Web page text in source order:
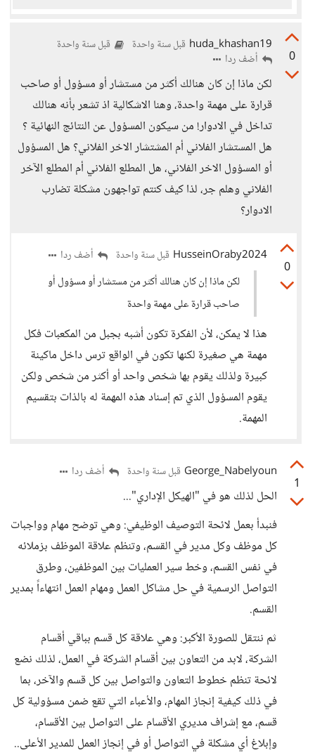
0
huda_khashan19 قبل سنة واحدة قبل سنة واحدة
أضف ردا
لكن ماذا إن كان هنالك أكثر من مستشار أو مسؤول أو صاحب
قرارة على مهمة واحدة، وهنا الاشكالية اذ تشعر بأنه هنالك
تداخل في الادوار! من سيكون المسؤول عن النتائج النهائية ؟
هل المستشار الفلاني أم المشتشار الاخر الفلاني؟ هل المسؤول
أو المسؤول الاخر الفلاني، هل المطلع الفلاني أم المطلع الآخر
الفلاني وهلم جر، لذا كيف كنتم تواجهون مشكلة تضارب
الادوار؟
0
HusseinOraby2024 قبل سنة واحدة
أضف ردا
لكن ماذا إن كان هنالك أكثر من مستشار أو مسؤول أو
صاحب قرارة على مهمة واحدة
هذا لا يمكن، لأن الفكرة تكون أشبه بجبل من المكعبات فكل
مهمة هي صغيرة لكنها تكون في الواقع ترس داخل ماكينة
كبيرة ولذلك يقوم بها شخص واحد أو أكثر من شخص ولكن
يقوم المسؤول الذي تم إسناد هذه المهمة له بالذات بتقسيم
المهمة.
1
George_Nabelyoun قبل سنة واحدة أضف ردا
الحل لذلك هو في "الهيكل الإداري"...
فنبدأ بعمل لائحة التوصيف الوظيفي: وهي توضح مهام وواجبات
كل موظف وكل مدير في القسم، وتنظم علاقة الموظف بزملائه
في نفس القسم، وخط سير العمليات بين الموظفين، وطرق
التواصل الرسمية في حل مشاكل العمل ومهام العمل انتهاءاً بمدير
القسم.
ثم ننتقل للصورة الأكبر: وهي علاقة كل قسم بباقي أقسام
الشركة، لابد من التعاون بين أقسام الشركة في العمل، لذلك نضع
لائحة تنظم خطوط التعاون والتواصل بين كل قسم والآخر، بما
في ذلك كيفية إنجاز المهام، والأعباء التي تقع ضمن مسؤولية كل
قسم، مع إشراف مديري الأقسام على التواصل بين الأقسام،
وإبلاغ أي مشكلة في التواصل أو في إنجاز العمل للمدير الأعلى..